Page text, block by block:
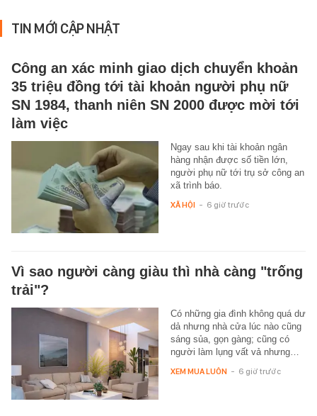
TIN MỚI CẬP NHẬT
Công an xác minh giao dịch chuyển khoản
35 triệu đồng tới tài khoản người phụ nữ
SN 1984, thanh niên SN 2000 được mời tới
làm việc
Ngay sau khi tài khoản ngân
hàng nhận được số tiền lớn,
người phụ nữ tới trụ sở công an
xã trình báo.
XÃ HỘI - 6 giờ trước
Vì sao người càng giàu thì nhà càng "trống
trải"?
Có những gia đình không quá dư
dả nhưng nhà cửa lúc nào cũng
sáng sủa, gọn gàng; cũng có
người làm lụng vất vả nhưng…
XEM MUA LUÔN - 6 giờ trước